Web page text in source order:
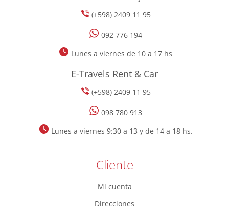
(+598) 2409 11 95
092 776 194
Lunes a viernes de 10 a 17 hs
E-Travels Rent & Car
(+598) 2409 11 95
098 780 913
Lunes a viernes 9:30 a 13 y de 14 a 18 hs.
Cliente
Mi cuenta
Direcciones